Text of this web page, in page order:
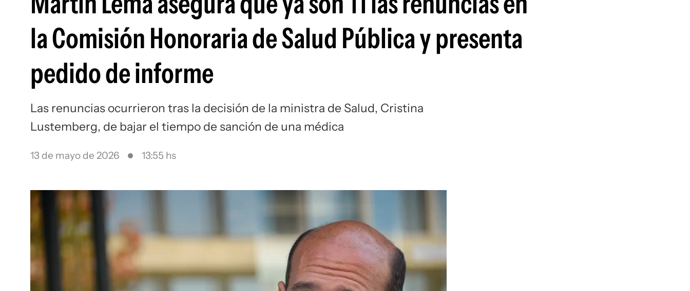
la Comisión Honoraria de Salud Pública y presenta
pedido de informe
Las renuncias ocurrieron tras la decisión de la ministra de Salud, Cristina
Lustemberg, de bajar el tiempo de sanción de una médica
13 de mayo de 2026 13:55 hs